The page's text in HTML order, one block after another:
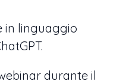
in linguaggio
durante il